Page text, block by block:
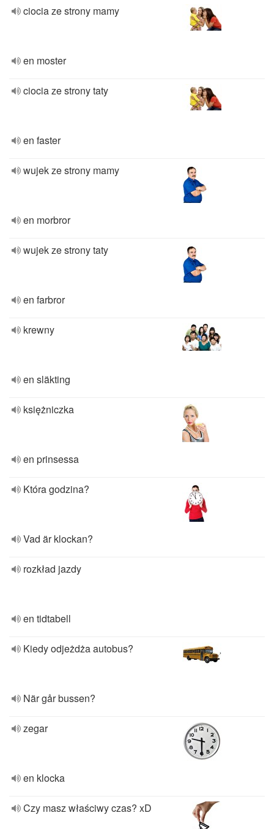
ciocia ze strony mamy
en moster
ciocia ze strony taty
en faster
wujek ze strony mamy
en morbror
wujek ze strony taty
en farbror
krewny
en släkting
księżniczka
en prinsessa
Która godzina?
Vad är klockan?
rozkład jazdy
en tidtabell
Kiedy odjeżdża autobus?
När går bussen?
zegar
en klocka
Czy masz właściwy czas? xD